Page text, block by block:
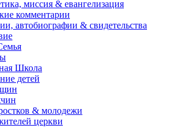
миссия & евангелизация
комментарии
автобиографии & свидетельства
Школа
детей
& молодежи
церкви